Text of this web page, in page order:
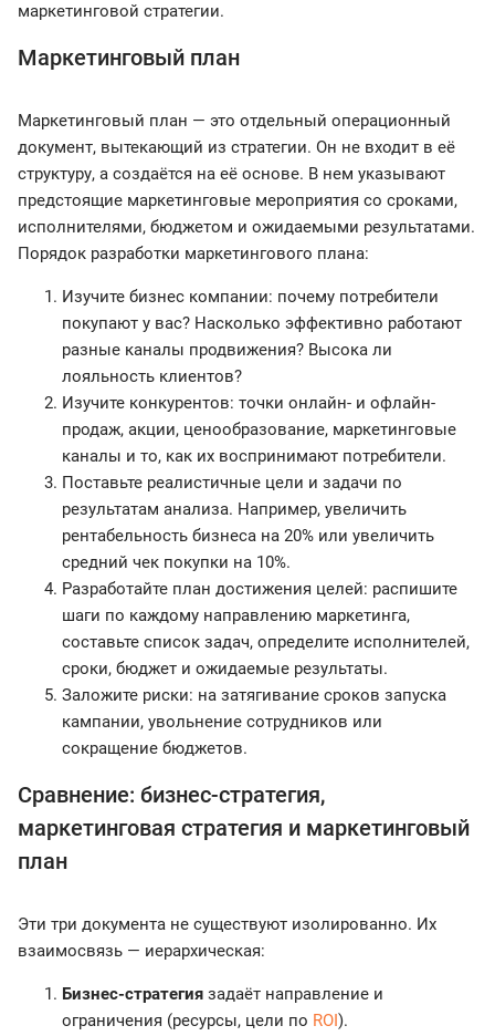
маркетинговой стратегии.
Маркетинговый план
Маркетинговый план — это отдельный операционный
документ, вытекающий из стратегии. Он не входит в её
структуру, а создаётся на её основе. В нем указывают
предстоящие маркетинговые мероприятия со сроками,
исполнителями, бюджетом и ожидаемыми результатами.
Порядок разработки маркетингового плана:
Изучите бизнес компании: почему потребители
покупают у вас? Насколько эффективно работают
разные каналы продвижения? Высока ли
лояльность клиентов?
Изучите конкурентов: точки онлайн- и офлайн-
продаж, акции, ценообразование, маркетинговые
каналы и то, как их воспринимают потребители.
Поставьте реалистичные цели и задачи по
результатам анализа. Например, увеличить
рентабельность бизнеса на 20% или увеличить
средний чек покупки на 10%.
Разработайте план достижения целей: распишите
шаги по каждому направлению маркетинга,
составьте список задач, определите исполнителей,
сроки, бюджет и ожидаемые результаты.
Заложите риски: на затягивание сроков запуска
кампании, увольнение сотрудников или
сокращение бюджетов.
Сравнение: бизнес-стратегия,
маркетинговая стратегия и маркетинговый
план
Эти три документа не существуют изолированно. Их
взаимосвязь — иерархическая:
Бизнес-стратегия задаёт направление и
ограничения (ресурсы, цели по ROI ).